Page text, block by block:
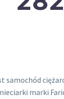
samochód
marki